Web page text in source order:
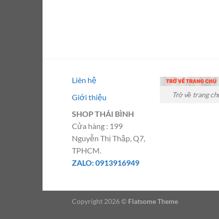
Liên hệ
Giới thiệu
SHOP THÁI BÌNH
Cửa hàng : 199
Nguyễn Thị Thập, Q7,
TPHCM.
ZALO: 0913916949
Trở về trang
Copyright 2026 © Flatsome Theme